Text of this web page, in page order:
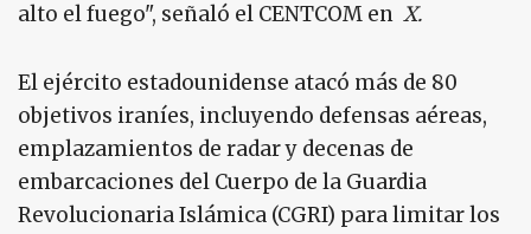
alto el fuego", señaló el CENTCOM en X.
El ejército estadounidense atacó más de 80
objetivos iraníes, incluyendo defensas aéreas,
emplazamientos de radar y decenas de
embarcaciones del Cuerpo de la Guardia
Revolucionaria Islámica (CGRI) para limitar los